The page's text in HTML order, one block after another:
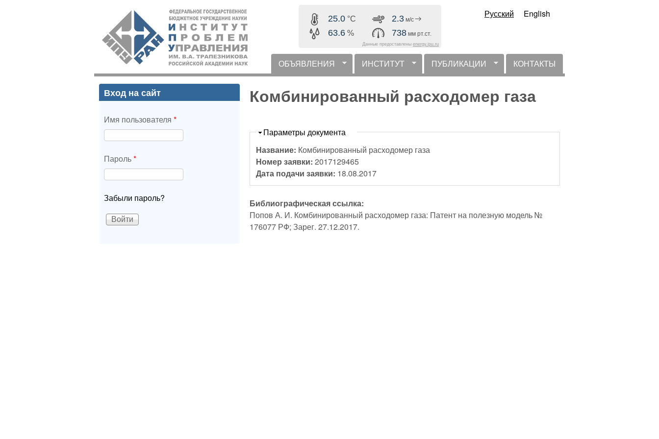
содержанию
ИПУ
РАН
25.0 °C
63.6 %
2.3 м/с
738 мм рт.ст.
Данные предоставлены energy.ipu.ru
Русский English
горизонтальное меню
ОБЪЯВЛЕНИЯ ИНСТИТУТ ПУБЛИКАЦИИ КОНТАКТЫ
Комбинированный расходомер газа
Скрыть
Параметры документа
Название: Комбинированный расходомер газа
Номер заявки:2017129465
Дата подачи заявки: 18.08.2017
Библиографическая ссылка:
Попов А. И. Комбинированный расходомер газа: Патент на полезную модель №
176077 РФ; Зарег. 27.12.2017.
Вход на сайт
Имя пользователя *
Пароль*
Забыли пароль?